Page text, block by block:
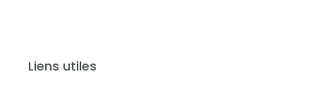
Liens utiles